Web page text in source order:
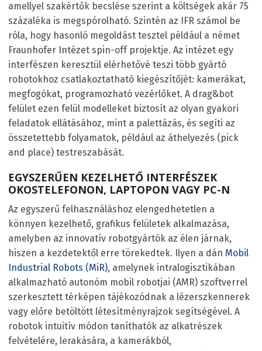
amellyel szakértők becslése szerint a költségek akár 75
százaléka is megspórolható. Szintén az IFR számol be
róla, hogy hasonló megoldást tesztel például a német
Fraunhofer Intézet spin-off projektje. Az intézet egy
interfészen keresztül elérhetővé teszi több gyártó
robotokhoz csatlakoztatható kiegészítőjét: kamerákat,
megfogókat, programozható vezérlőket. A drag&bot
felület ezen felül modelleket biztosít az olyan gyakori
feladatok ellátásához, mint a palettázás, és segíti az
összetettebb folyamatok, például az áthelyezés (pick
and place) testreszabását.
EGYSZERŰEN KEZELHETŐ INTERFÉSZEK
OKOSTELEFONON, LAPTOPON VAGY PC-N
Az egyszerű felhasználáshoz elengedhetetlen a
könnyen kezelhető, grafikus felületek alkalmazása,
amelyben az innovatív robotgyártók az élen járnak,
hiszen a kezdetektől erre törekedtek. Ilyen a dán Mobil
Industrial Robots (MiR), amelynek intralogisztikában
alkalmazható autonóm mobil robotjai (AMR) szoftverrel
szerkesztett térképen tájékozódnak a lézerszkennerek
vagy előre betöltött létesítményrajzok segítségével. A
robotok intuitív módon taníthatók az alkatrészek
felvételére, lerakására, a kamerákból,